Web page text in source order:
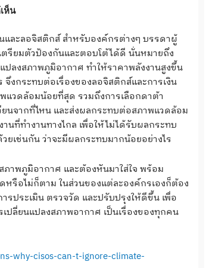
ห็น
และลอจิสติกส์ สำหรับองค์กรต่างๆ บรรดาผู้
รียมตัวป้องกันและตอบโต้ได้ดี นั่นหมายถึง
ลงสภาพภูมิอากาศ ทำให้ราคาพลังงานสูงขึ้น
งกระทบต่อเรื่องของลอจิสติกส์และการเงิน
แวดล้อมน้อยที่สุด รวมถึงการเลือกดาต้า
นจากที่ไหน และส่งผลกระทบต่อสภาพแวดล้อม
ที่ทำงานทางไกล เพื่อให้ไม่ได้รับผลกระทบ
เช่นกัน ว่าจะมีผลกระทบมากน้อยอย่างไร
ภาพภูมิอากาศ และต้องหันมาใส่ใจ พร้อม
รือไม่ก็ตาม ในส่วนของแต่ละองค์กรเองก็ต้อง
ประเมิน ตรวจวัด และปรับปรุงให้ดีขึ้น เพื่อ
ปลี่ยนแปลงสภาพอากาศ เป็นเรื่องของทุกคน
why-cisos-can-t-ignore-climate-